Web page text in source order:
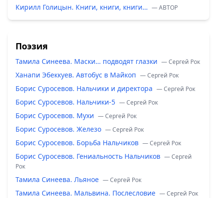
Кирилл Голицын. Книги, книги, книги… — ABTOP
Поэзия
Тамила Синеева. Маски… подводят глазки — Сергей Рок
Ханапи Эбеккуев. Автобус в Майкоп — Сергей Рок
Борис Суросевов. Нальчики и директора — Сергей Рок
Борис Суросевов. Нальчики-5 — Сергей Рок
Борис Суросевов. Мухи — Сергей Рок
Борис Суросевов. Железо — Сергей Рок
Борис Суросевов. Борьба Нальчиков — Сергей Рок
Борис Суросевов. Гениальность Нальчиков — Сергей
Рок
Тамила Синеева. Льяное — Сергей Рок
Тамила Синеева. Мальвина. Послесловие — Сергей Рок